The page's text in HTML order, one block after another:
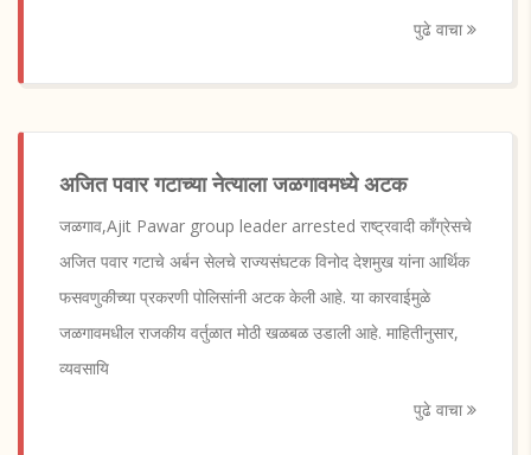
पुढे वाचा
अजित पवार गटाच्या नेत्याला जळगावमध्ये अटक
जळगाव,Ajit Pawar group leader arrested राष्ट्रवादी काँग्रेसचे
अजित पवार गटाचे अर्बन सेलचे राज्यसंघटक विनोद देशमुख यांना आर्थिक
फसवणुकीच्या प्रकरणी पोलिसांनी अटक केली आहे. या कारवाईमुळे
जळगावमधील राजकीय वर्तुळात मोठी खळबळ उडाली आहे. माहितीनुसार,
व्यवसायि
पुढे वाचा